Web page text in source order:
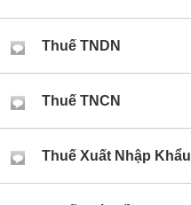
Thuế TNDN
Thuế TNCN
Thuế Xuất Nhập Khẩu